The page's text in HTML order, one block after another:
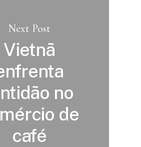
Next Post
Vietnã
no
de
café